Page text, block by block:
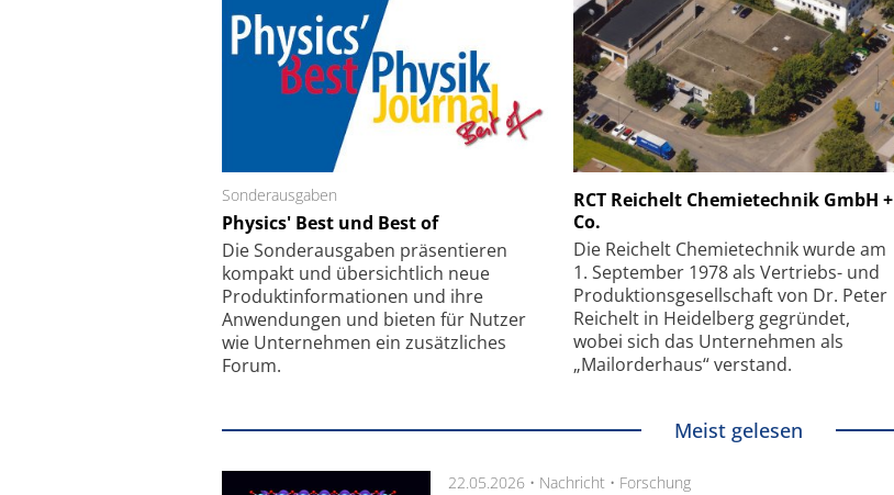
Sonderausgaben
Physics' Best und Best of
Die Sonder­ausgaben präsentieren
kompakt und übersichtlich neue
Produkt­informationen und ihre
Anwendungen und bieten für Nutzer
wie Unternehmen ein zusätzliches
Forum.
RCT Reichelt Chemietechnik GmbH +
Co.
Die Reichelt Chemietechnik wurde am
1. September 1978 als Vertriebs- und
Produktionsgesellschaft von Dr. Peter
Reichelt in Heidelberg gegründet,
wobei sich das Unternehmen als
„Mailorderhaus“ verstand.
Faserkoppler mit Super-
Feinfokussierungsmechanismus
SmarAct GmbH
kleinstem Raum
Meist gelesen
22.05.2026 • Nachricht • Forschung